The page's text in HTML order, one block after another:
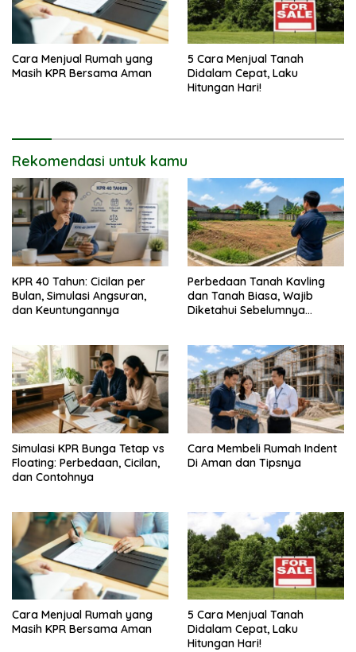
Cara Menjual Rumah yang
Masih KPR Bersama Aman
5 Cara Menjual Tanah
Didalam Cepat, Laku
Hitungan Hari!
Rekomendasi untuk kamu
KPR 40 Tahun: Cicilan per
Bulan, Simulasi Angsuran,
dan Keuntungannya
Perbedaan Tanah Kavling
dan Tanah Biasa, Wajib
Diketahui Sebelumnya
Simulasi KPR Bunga Tetap vs
Floating: Perbedaan, Cicilan,
dan Contohnya
Cara Membeli Rumah Indent
Di Aman dan Tipsnya
Cara Menjual Rumah yang
Masih KPR Bersama Aman
5 Cara Menjual Tanah
Didalam Cepat, Laku
Hitungan Hari!